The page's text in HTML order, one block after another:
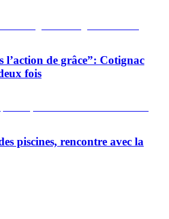
l’action de grâce”: Cotignac
fois
piscines, rencontre avec la